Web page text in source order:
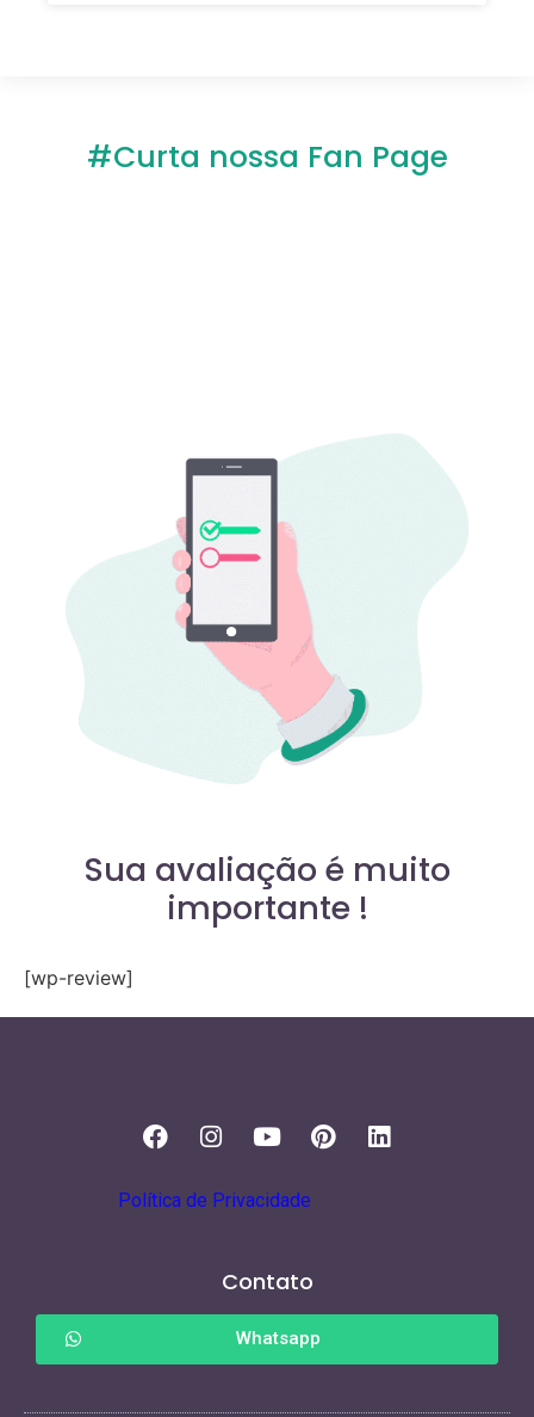
#Curta nossa Fan Page
Sua avaliação é muito
importante !
[wp-review]
Política de Privacidade
Contato
Whatsapp